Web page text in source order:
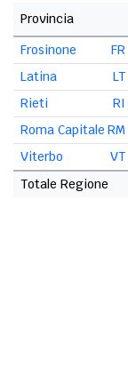
Provincia
FR
Frosinone
LT
Latina
RI
Rieti
RM
Roma Capitale
VT
Viterbo
Totale Regione